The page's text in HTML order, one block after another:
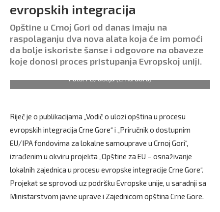
evropskih integracija
Opštine u Crnoj Gori od danas imaju na
raspolaganju dva nova alata koja će im pomoći
da bolje iskoriste šanse i odgovore na obaveze
koje donosi proces pristupanja Evropskoj uniji.
Foto: FB/Golija (Crna Gora)
Riječ je o publikacijama „Vodič o ulozi opština u procesu
evropskih integracija Crne Gore“ i „Priručnik o dostupnim
EU/IPA fondovima za lokalne samouprave u Crnoj Gori“,
izrađenim u okviru projekta „Opštine za EU – osnaživanje
lokalnih zajednica u procesu evropske integracije Crne Gore“.
Projekat se sprovodi uz podršku Evropske unije, u saradnji sa
Ministarstvom javne uprave i Zajednicom opština Crne Gore.